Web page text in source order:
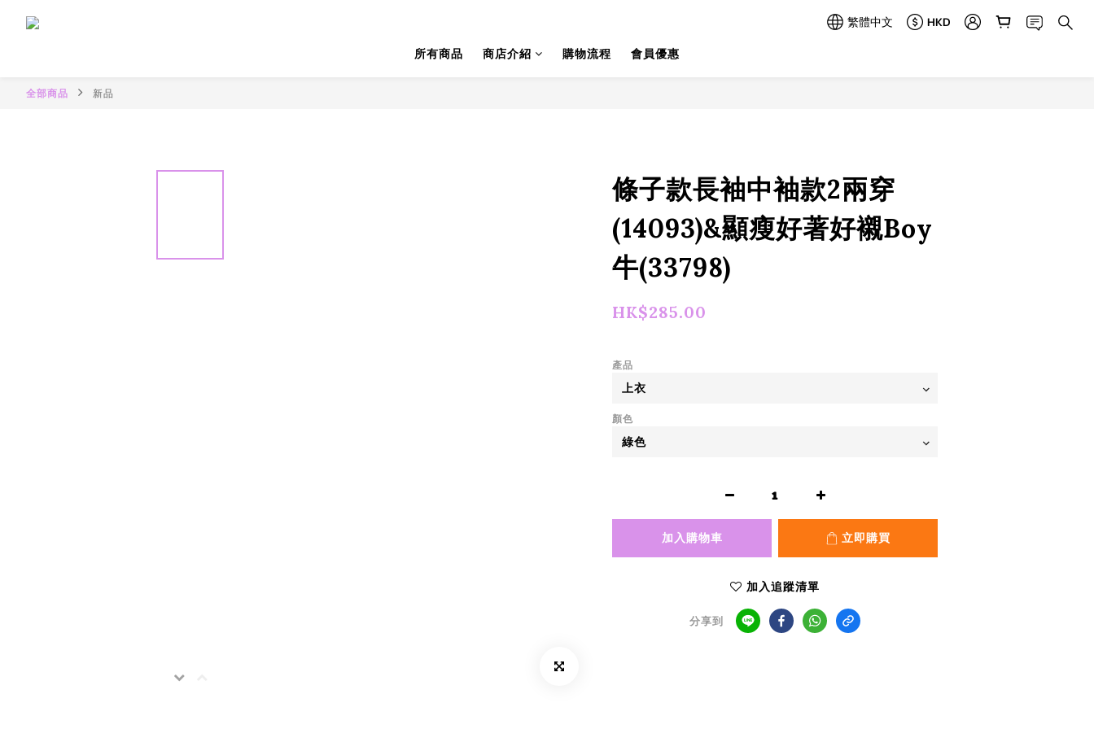
繁體中文
HKD
所有商品
商店介紹 購物流程 會員優惠
全部商品 新品
條子款長袖中袖款2兩穿
(14093)&顯瘦好著好襯Boy
牛(33798)
HK$285.00
產品
顏色
加入購物車 立即購買
加入追蹤清單
分享到